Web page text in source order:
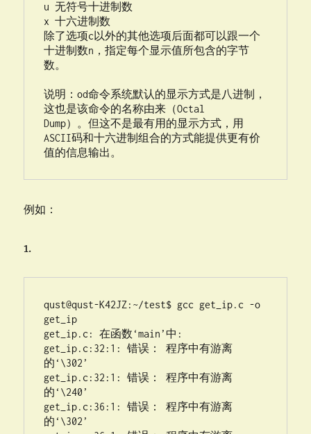
u 无符号十进制数
x 十六进制数
除了选项c以外的其他选项后面都可以跟一个
十进制数n，指定每个显示值所包含的字节
数。
说明：od命令系统默认的显示方式是八进制，
这也是该命令的名称由来（Octal
Dump）。但这不是最有用的显示方式，用
ASCII码和十六进制组合的方式能提供更有价
值的信息输出。
例如：
1.
qust@qust-K42JZ:~/test$ gcc get_ip.c -o
get_ip
get_ip.c: 在函数‘main’中:
get_ip.c:32:1: 错误： 程序中有游离
的‘\302’
get_ip.c:32:1: 错误： 程序中有游离
的‘\240’
get_ip.c:36:1: 错误： 程序中有游离
的‘\302’